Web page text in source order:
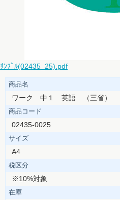
ｻﾝﾌﾟﾙ(02435_25).pdf
商品名
ワーク 中１ 英語 （三省）
商品コード
02435-0025
サイズ
A4
税区分
※10%対象
在庫